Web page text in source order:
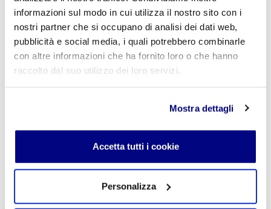
informazioni sul modo in cui utilizza il nostro sito con i
nostri partner che si occupano di analisi dei dati web,
pubblicità e social media, i quali potrebbero combinarle
con altre informazioni che ha fornito loro o che hanno
raccolto dal suo utilizzo dei loro servizi.
Mostra dettagli
Accetta tutti i cookie
Personalizza
Acconsento al trattamento deidati personali
INVIA COMMENTO